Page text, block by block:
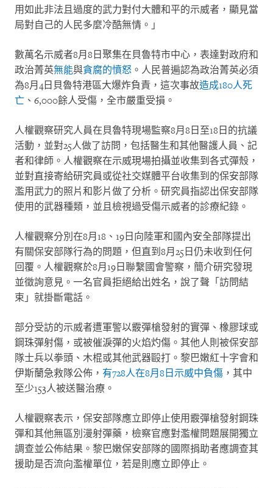
用如此非法且過度的武力對付大體和平的示威者，顯見當
局對自己的人民多麼冷酷無情。」
數萬名示威者8月 8 日聚集在貝魯特市中心，表達對政府和
政治菁英無能與貪腐的憤怒 。人民普遍認為政治菁英必須
為8月 4 日貝魯特港區大爆炸負責，這次事故造成180人死
亡 、 6,000餘人受傷，全市嚴重受損。
人權觀察研究人員在貝魯特現場監察8月 8 日至18 日的抗議
活動，並對25人做了訪問，包括醫生和其他醫護人員、記
者和律師。人權觀察在示威現場拍攝並收集到各式彈殼，
並對直接寄給研究員或從社交媒體平台收集到的保安部隊
濫用武力的照片和影片做了分析。研究員指認出保安部隊
使用的武器種類，並且檢視過受傷示威者的診療紀錄。
人權觀察分別在8月 18 、 19 日向陸軍和國內安全部隊提出
有關保安部隊行為的問題，但直到 8月 25 日仍未收到任何
回覆。人權觀察於8月 19 日聯繫國會警察，簡介研究發現
並徵詢意見。一名官員拒絕給出姓名，說了聲「訪問結
束」就掛斷電話。
部分受訪的示威者遭軍警以霰彈槍發射的實彈、橡膠球或
鋼珠彈射傷，或被催淚彈的火焰灼傷。其他人則被保安部
隊士兵以拳頭、木棍或其他武器毆打。黎巴嫩紅十字會和
伊斯蘭急救隊公佈， 有728人在8月 8 日示威中負傷 ，其中
至少153人被送醫治療。
人權觀察表示，保安部隊應立即停止使用霰彈槍發射鋼珠
彈和其他無區別漫射彈藥，檢察官應對濫權問題展開獨立
調查並公佈結果。黎巴嫩保安部隊的國際捐助者應調查其
援助是否流向濫權單位，若是則應立即停止。